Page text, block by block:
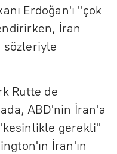
Erdoğan'ı "çok
İran
sözleriyle
Rutte de
ABD'nin İran'a
gerekli"
İran'ın